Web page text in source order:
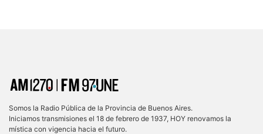
Somos la Radio Pública de la Provincia de Buenos Aires.
Iniciamos transmisiones el 18 de febrero de 1937, HOY renovamos la
mística con vigencia hacia el futuro.